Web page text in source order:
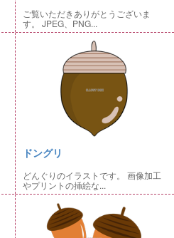
ご覧いただきありがとうございま
す。 JPEG、PNG...
ドングリ
どんぐりのイラストです。 画像加工
やプリントの挿絵な...